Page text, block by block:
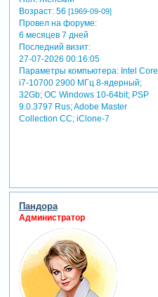
Возраст:56 [1969-09-09]
Провел на форуме:
6 месяцев 7 дней
Последний визит:
27-07-2026 00:16:05
Параметры компьютера:Intel Core
i7-10700 2900 МГц 8-ядерный;
32Gb; ОС Windows 10-64bit; PSP
9.0.3797 Rus; Adobe Master
Collection СС; iClone-7
Пандора
Администратор